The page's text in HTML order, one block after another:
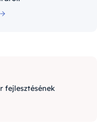
fejlesztésének